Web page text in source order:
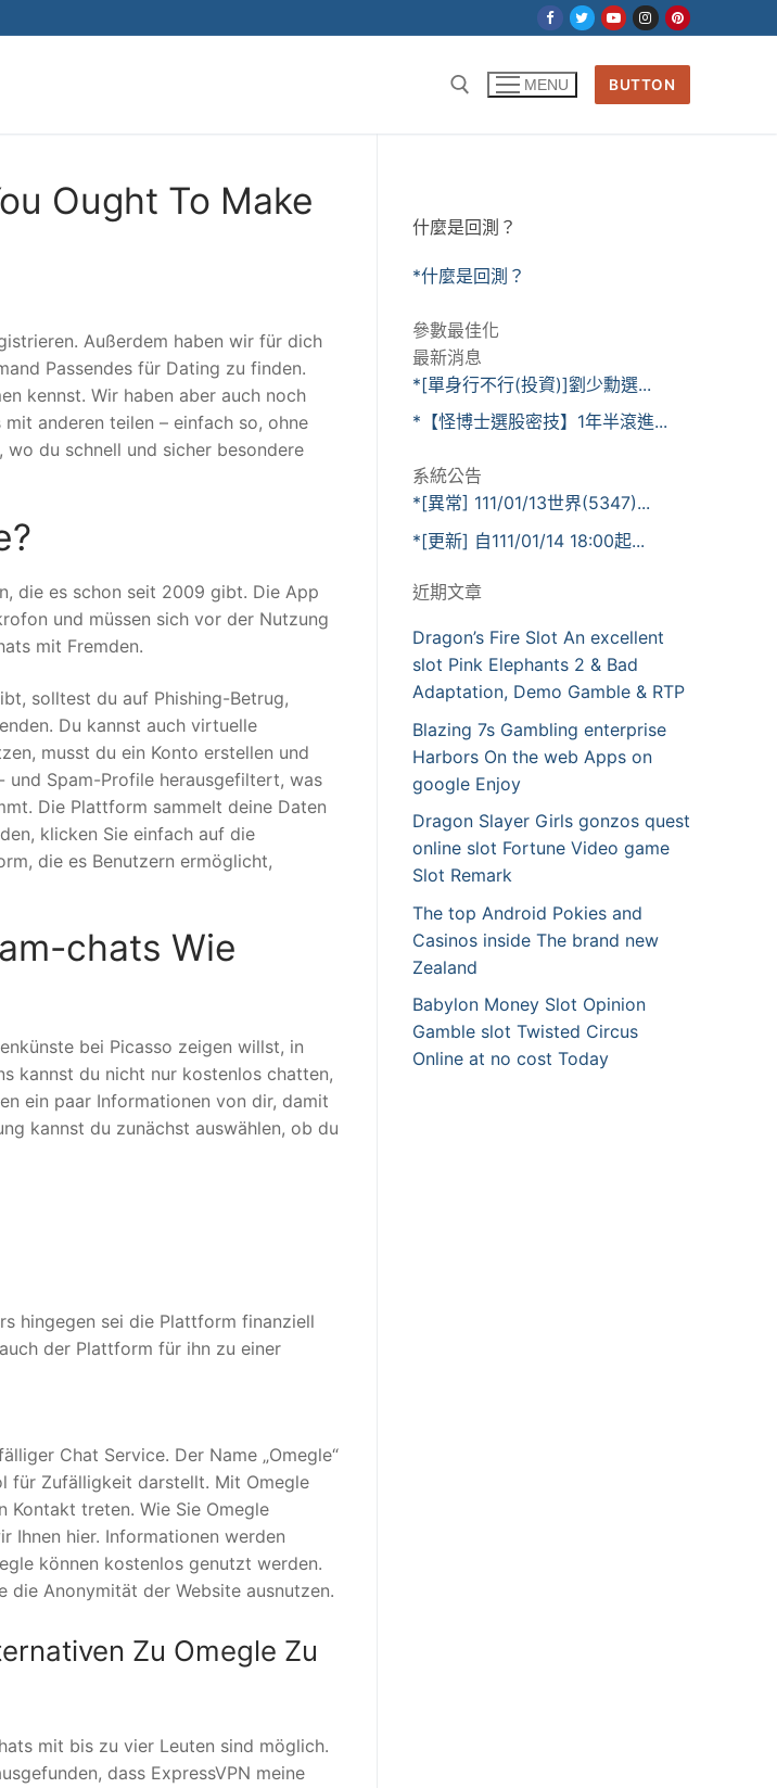
MENU BUTTON
Ought To Make
Außerdem haben wir für dich
Passendes für Dating zu finden.
kennst. Wir haben aber auch noch
anderen teilen – einfach so, ohne
wo du schnell und sicher besondere
die es schon seit 2009 gibt. Die App
und müssen sich vor der Nutzung
mit Fremden.
solltest du auf Phishing-Betrug,
Du kannst auch virtuelle
musst du ein Konto erstellen und
und Spam-Profile herausgefiltert, was
Die Plattform sammelt deine Daten
klicken Sie einfach auf die
die es Benutzern ermöglicht,
chats Wie
bei Picasso zeigen willst, in
kannst du nicht nur kostenlos chatten,
ein paar Informationen von dir, damit
kannst du zunächst auswählen, ob du
hingegen sei die Plattform finanziell
der Plattform für ihn zu einer
Chat Service. Der Name „Omegle“
für Zufälligkeit darstellt. Mit Omegle
Kontakt treten. Wie Sie Omegle
Ihnen hier. Informationen werden
können kostenlos genutzt werden.
die Anonymität der Website ausnutzen.
Zu Omegle Zu
mit bis zu vier Leuten sind möglich.
dass ExpressVPN meine
什麼是回測？
*什麼是回測？
參數最佳化
最新消息
*[單身行不行(投資)]劉少勳選...
*【怪博士選股密技】1年半滾進...
系統公告
*[異常] 111/01/13世界(5347)...
*[更新] 自111/01/14 18:00起...
近期文章
Dragon’s Fire Slot An excellent
slot Pink Elephants 2 & Bad
Adaptation, Demo Gamble & RTP
Blazing 7s Gambling enterprise
Harbors On the web Apps on
google Enjoy
Dragon Slayer Girls gonzos quest
online slot Fortune Video game
Slot Remark
The top Android Pokies and
Casinos inside The brand new
Zealand
Babylon Money Slot Opinion
Gamble slot Twisted Circus
Online at no cost Today